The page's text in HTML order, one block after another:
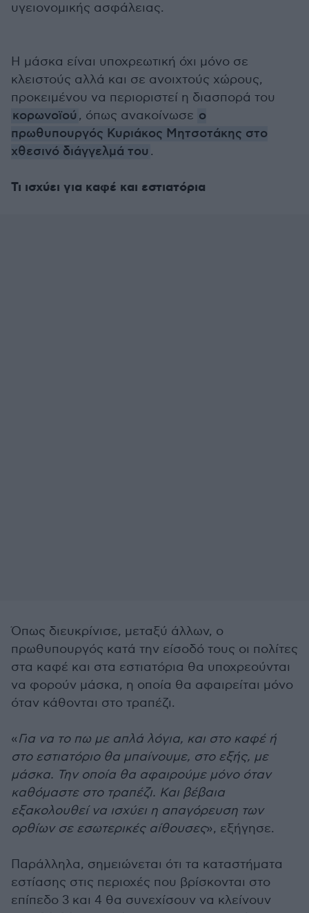
υγειονομικής ασφάλειας.
Η μάσκα είναι υποχρεωτική όχι μόνο σε
κλειστούς αλλά και σε ανοιχτούς χώρους,
προκειμένου να περιοριστεί η διασπορά του
κορωνοϊού , όπως ανακοίνωσε ο
πρωθυπουργός Κυριάκος Μητσοτάκης στο
χθεσινό διάγγελμά του .
Τι ισχύει για καφέ και εστιατόρια
Όπως διευκρίνισε, μεταξύ άλλων, ο
πρωθυπουργός κατά την είσοδό τους οι πολίτες
στα καφέ και στα εστιατόρια θα υποχρεούνται
να φορούν μάσκα, η οποία θα αφαιρείται μόνο
όταν κάθονται στο τραπέζι.
«Για να το πω με απλά λόγια, και στο καφέ ή
στο εστιατόριο θα μπαίνουμε, στο εξής, με
μάσκα. Την οποία θα αφαιρούμε μόνο όταν
καθόμαστε στο τραπέζι. Και βέβαια
εξακολουθεί να ισχύει η απαγόρευση των
ορθίων σε εσωτερικές αίθουσες», εξήγησε.
Παράλληλα, σημειώνεται ότι τα καταστήματα
εστίασης στις περιοχές που βρίσκονται στο
επίπεδο 3 και 4 θα συνεχίσουν να κλείνουν